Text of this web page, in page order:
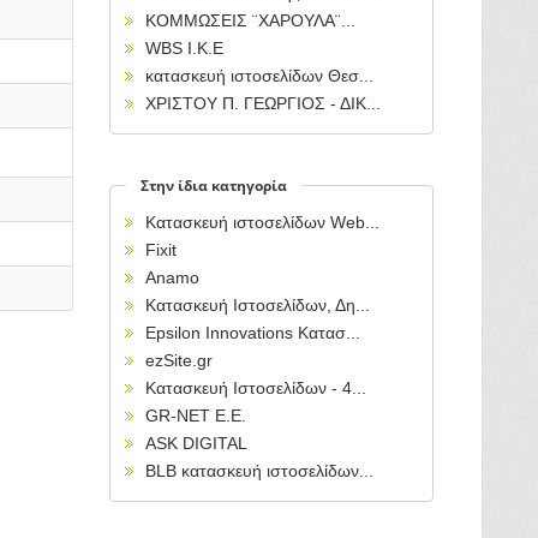
ΚΟΜΜΩΣΕΙΣ ¨ΧΑΡΟΥΛΑ¨...
WBS I.K.E
κατασκευή ιστοσελίδων Θεσ...
ΧΡΙΣΤΟΥ Π. ΓΕΩΡΓΙΟΣ - ΔΙΚ...
Στην ίδια κατηγορία
Κατασκευή ιστοσελίδων Web...
Fixit
Anamo
Κατασκευή Ιστοσελίδων, Δη...
Epsilon Innovations Κατασ...
ezSite.gr
Κατασκευή Ιστοσελίδων - 4...
GR-NET E.E.
ASK DIGITAL
BLB κατασκευή ιστοσελίδων...